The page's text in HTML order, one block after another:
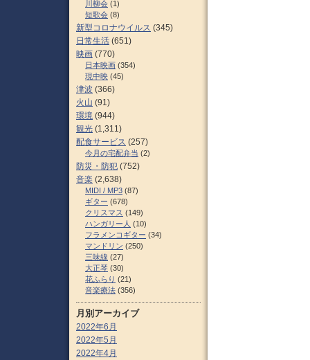
川柳会 (1)
短歌会 (8)
新型コロナウイルス (345)
日常生活 (651)
映画 (770)
日本映画 (354)
現中映 (45)
津波 (366)
火山 (91)
環境 (944)
観光 (1,311)
配食サービス (257)
今月の宅配弁当 (2)
防災・防犯 (752)
音楽 (2,638)
MIDI / MP3 (87)
ギター (678)
クリスマス (149)
ハンガリー人 (10)
フラメンコギター (34)
マンドリン (250)
三味線 (27)
大正琴 (30)
花ふらり (21)
音楽療法 (356)
月別アーカイブ
2022年6月
2022年5月
2022年4月